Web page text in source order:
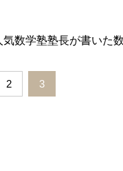
数学塾塾長が書いた数
2 3